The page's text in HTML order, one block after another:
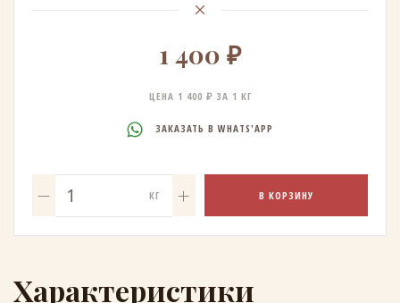
1 400 ₽
ЦЕНА 1 400 ₽ ЗА 1 КГ
ЗАКАЗАТЬ В WHATS'APP
КГ В КОРЗИНУ
Характеристики